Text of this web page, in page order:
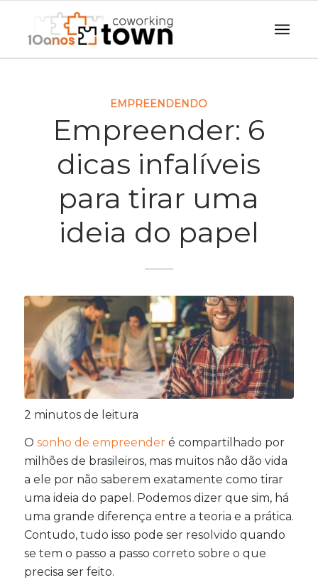
EMPREENDENDO
Empreender: 6
dicas infalíveis
para tirar uma
ideia do papel
2 minutos de leitura
O sonho de empreenderé compartilhado por
milhões de brasileiros, mas muitos não dão vida
a ele por não saberem exatamente como tirar
uma ideia do papel. Podemos dizer que sim, há
uma grande diferença entre a teoria e a prática.
Contudo, tudo isso pode ser resolvido quando
se tem o passo a passo correto sobre o que
precisa ser feito.